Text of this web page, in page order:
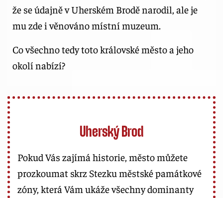
že se údajně v Uherském Brodě narodil, ale je
mu zde i věnováno místní muzeum.
Co všechno tedy toto královské město a jeho
okolí nabízí?
Uherský Brod
Pokud Vás zajímá historie, město můžete
prozkoumat skrz Stezku městské památkové
zóny, která Vám ukáže všechny dominanty